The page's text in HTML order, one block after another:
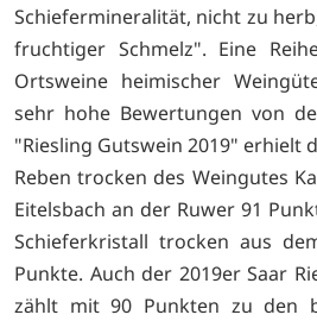
Schiefermineralität, nicht zu
fruchtiger Schmelz". Eine
Ortsweine heimischer
sehr hohe Bewertungen von
"Riesling Gutswein 2019" erhielt
Reben trocken des Weingutes
Eitelsbach an der Ruwer 91
Schieferkristall trocken aus
Punkte. Auch der 2019er Saar
zählt mit 90 Punkten zu den